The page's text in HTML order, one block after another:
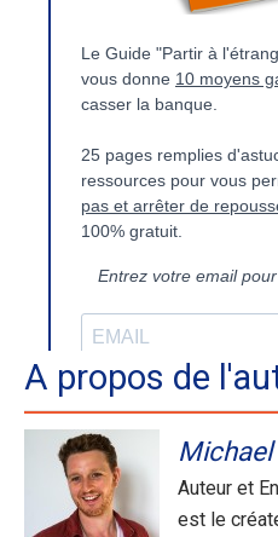
A propos de
Michael
Auteur et
est le